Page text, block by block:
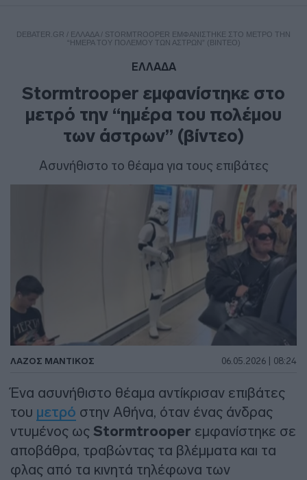
DEBATER.GR / ΕΛΛΑΔΑ/ STORMTROOPER ΕΜΦΑΝΊΣΤΗΚΕ ΣΤΟ ΜΕΤΡΌ ΤΗΝ
“ΗΜΈΡΑ ΤΟΥ ΠΟΛΈΜΟΥ ΤΩΝ ΆΣΤΡΩΝ” (ΒΊΝΤΕΟ)
ΕΛΛΑΔΑ
Stormtrooper εμφανίστηκε στο
μετρό την “ημέρα του πολέμου
των άστρων” (βίντεο)
Ασυνήθιστο το θέαμα για τους επιβάτες
ΛΑΖΟΣ ΜΑΝΤΙΚΟΣ 06.05.2026 | 08:24
Ένα ασυνήθιστο θέαμα αντίκρισαν επιβάτες
του μετρό στην Αθήνα, όταν ένας άνδρας
ντυμένος ως Stormtrooper εμφανίστηκε σε
αποβάθρα, τραβώντας τα βλέμματα και τα
φλας από τα κινητά τηλέφωνα των